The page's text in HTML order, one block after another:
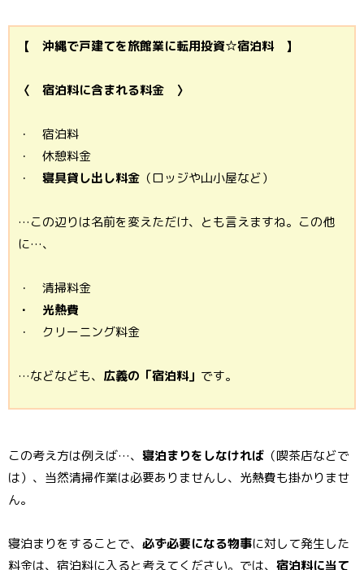
【 沖縄で戸建てを旅館業に転用投資☆宿泊料 】
〈 宿泊料に含まれる料金 〉
・ 宿泊料
・ 休憩料金
・ 寝具貸し出し料金 （ロッジや山小屋など）
…この辺りは名前を変えただけ、とも言えますね。この他
に…、
・ 清掃料金
・ 光熱費
・ クリーニング料金
…などなども、 広義の「宿泊料」 です。
この考え方は例えば…、 寝泊まりをしなければ （喫茶店などで
は）、当然清掃作業は必要ありませんし、光熱費も掛かりませ
ん。
寝泊まりをすることで、 必ず必要になる物事に対して発生した
料金は、宿泊料に入ると考えてください。では、 宿泊料に当て